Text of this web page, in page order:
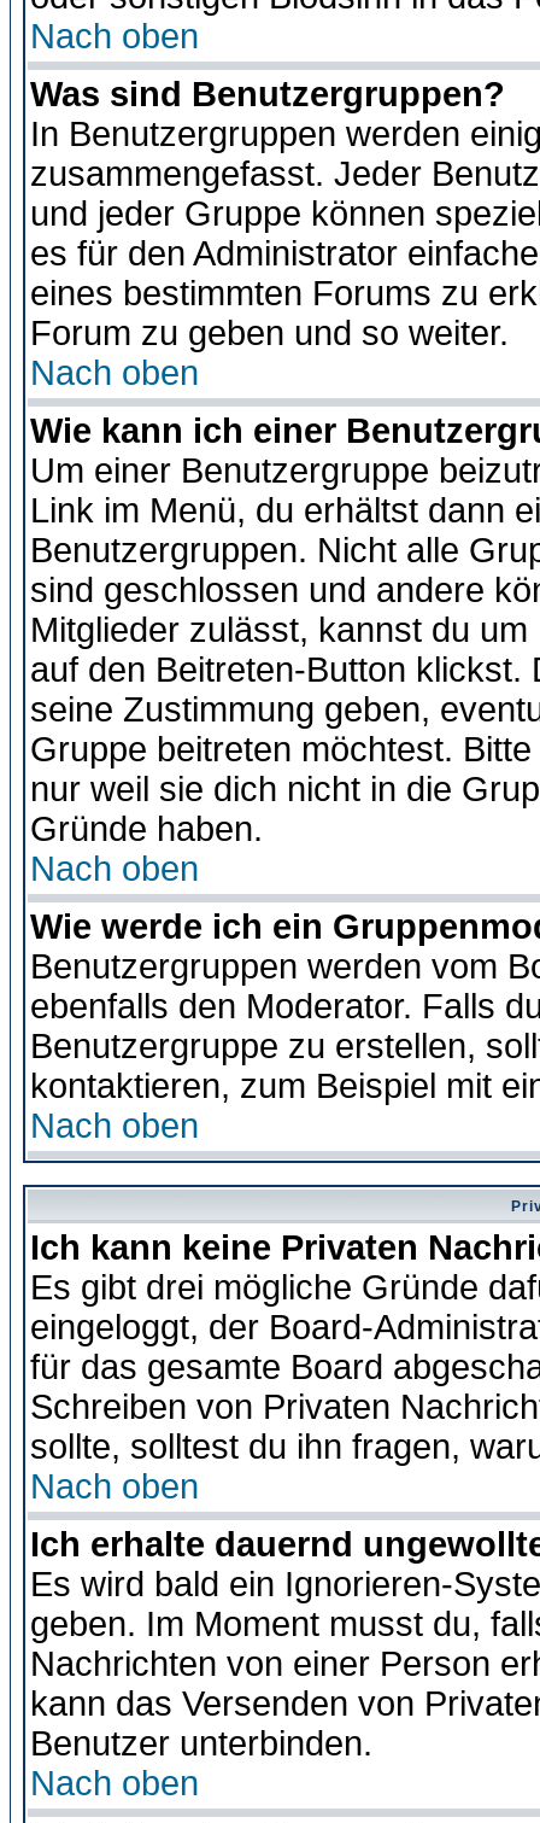
Nach oben
Was sind Benutzergruppen?
In Benutzergruppen werden
zusammengefasst. Jeder
und jeder Gruppe können
es für den Administrator
eines bestimmten Forums zu
Forum zu geben und so weiter.
Nach oben
Wie kann ich einer
Um einer Benutzergruppe
Link im Menü, du erhältst dann
Benutzergruppen. Nicht alle
sind geschlossen und andere
Mitglieder zulässt, kannst du
auf den Beitreten-Button
seine Zustimmung geben,
Gruppe beitreten möchtest.
nur weil sie dich nicht in die
Gründe haben.
Nach oben
Wie werde ich ein
Benutzergruppen werden vom
ebenfalls den Moderator. Falls
Benutzergruppe zu erstellen,
kontaktieren, zum Beispiel mit
Nach oben
Ich kann keine Privaten
Es gibt drei mögliche Gründe
eingeloggt, der Board-
für das gesamte Board
Schreiben von Privaten
sollte, solltest du ihn fragen,
Nach oben
Ich erhalte dauernd
Es wird bald ein Ignorieren-
geben. Im Moment musst du,
Nachrichten von einer Person
kann das Versenden von
Benutzer unterbinden.
Nach oben